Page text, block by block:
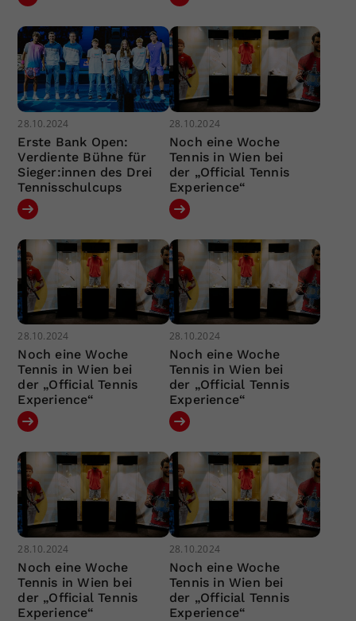
28.10.2024
Erste Bank Open:
Verdiente Bühne für
Sieger:innen des Drei
Tennisschulcups
28.10.2024
Noch eine Woche
Tennis in Wien bei
der „Official Tennis
Experience“
28.10.2024
Noch eine Woche
Tennis in Wien bei
der „Official Tennis
Experience“
28.10.2024
Noch eine Woche
Tennis in Wien bei
der „Official Tennis
Experience“
28.10.2024
Noch eine Woche
Tennis in Wien bei
der „Official Tennis
Experience“
28.10.2024
Noch eine Woche
Tennis in Wien bei
der „Official Tennis
Experience“